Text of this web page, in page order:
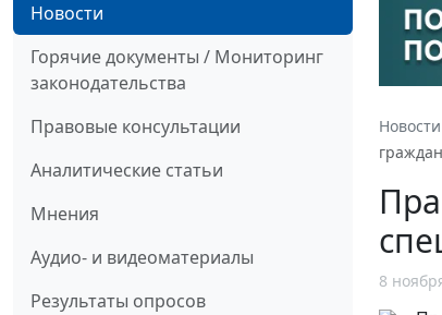
Новости
Горячие документы / Мониторинг
законодательства
Правовые консультации
Аналитические статьи
Мнения
Аудио- и видеоматериалы
Результаты опросов
8